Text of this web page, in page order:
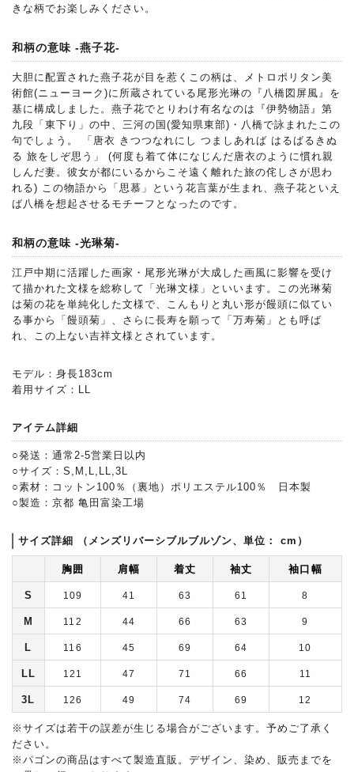
きな柄でお楽しみください。
和柄の意味 -燕子花-
大胆に配置された燕子花が目を惹くこの柄は、メトロポリタン美
術館(ニューヨーク)に所蔵されている尾形光琳の『八橋図屏風』を
基に構成しました。燕子花でとりわけ有名なのは『伊勢物語』第
九段「東下り」の中、三河の国(愛知県東部)・八橋で詠まれたこの
句でしょう。 「唐衣 きつつなれにし つましあれば はるばるきぬ
る 旅をしぞ思う」 (何度も着て体になじんだ唐衣のように慣れ親
しんだ妻。彼女が都にいるからこそ遠く離れた旅の侘しさが思わ
れる) この物語から「思慕」という花言葉が生まれ、燕子花といえ
ば八橋を想起させるモチーフとなったのです。
和柄の意味 -光琳菊-
江戸中期に活躍した画家・尾形光琳が大成した画風に影響を受け
て描かれた文様を総称して「光琳文様」といいます。この光琳菊
は菊の花を単純化した文様で、こんもりと丸い形が饅頭に似てい
る事から「饅頭菊」、さらに長寿を願って「万寿菊」とも呼ば
れ、この上ない吉祥文様とされています。
モデル：身長183cm
着用サイズ：LL
アイテム詳細
○発送：通常2-5営業日以内
○サイズ：S,M,L,LL,3L
○素材：コットン100％（裏地）ポリエステル100％ 日本製
○製造：京都 亀田富染工場
サイズ詳細 （メンズリバーシブルブルゾン、単位： cm）
胸囲 肩幅 着丈 袖丈 袖口幅
S 109 41 63 61 8
M 112 44 66 63 9
L 116 45 69 64 10
LL 121 47 71 66 11
3L 126 49 74 69 12
※サイズは若干の誤差が生じる場合がございます。予めご了承く
ださい。
※パゴンの商品はすべて製造直販。デザイン、染め、販売までを